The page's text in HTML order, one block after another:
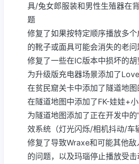
具/兔女郎服装和男性生殖器在
题
修复了如果按特定顺序播放多
的靴子或面具可能会消失的老问
修复了一些在IC版本中损坏的
为升级版充电器场景添加了
在贫民窟关卡中添加了隧道地
在隧道地图中添加了FK-娃娃+
为隧道地图添加了正在开发中的
效系统（灯光闪烁/相机抖动/车
修复了导致Wraxe和可能其他敌
的问题，以及玛瑙停止播放受